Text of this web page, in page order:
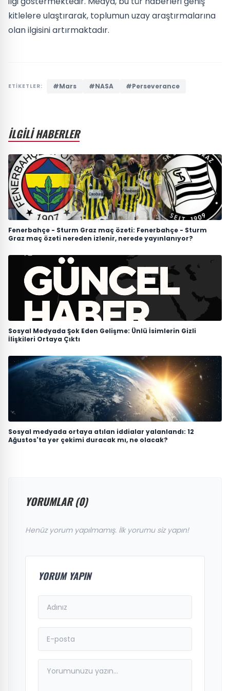
kitlelere ulaştırarak, toplumun uzay araştırmalarına
olan ilgisini artırmaktadır.
ETİKETLER: #Mars #NASA #Perseverance
İLGİLİ HABERLER
Fenerbahçe - Sturm Graz maç özeti: Fenerbahçe - Sturm
Graz maç özeti nereden izlenir, nerede yayınlanıyor?
Sosyal Medyada Şok Eden Gelişme: Ünlü İsimlerin Gizli
İlişkileri Ortaya Çıktı
Sosyal medyada ortaya atılan iddialar yalanlandı: 12
Ağustos'ta yer çekimi duracak mı, ne olacak?
YORUMLAR (0)
Henüz yorum yapılmamış. İlk yorumu siz yapın!
YORUM YAPIN